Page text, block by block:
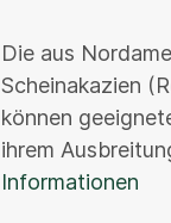
Die aus
Scheinakazien
können
ihrem
Informationen